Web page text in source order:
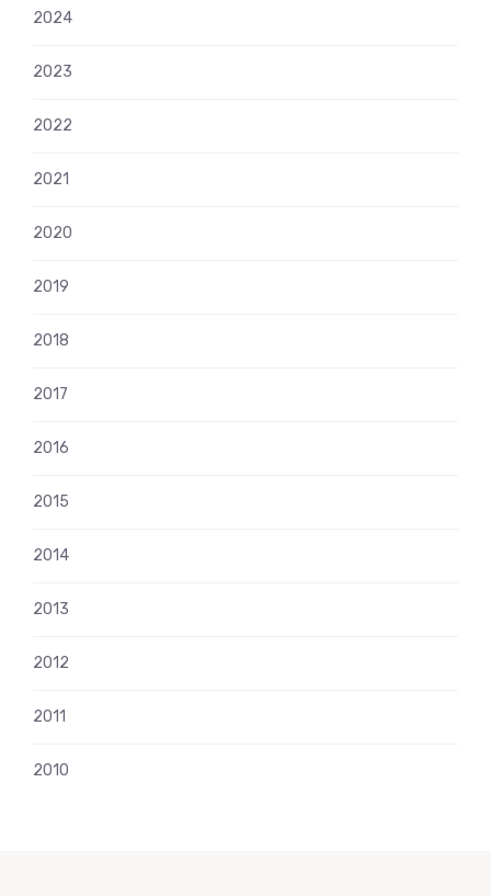
2024
2023
2022
2021
2020
2019
2018
2017
2016
2015
2014
2013
2012
2011
2010